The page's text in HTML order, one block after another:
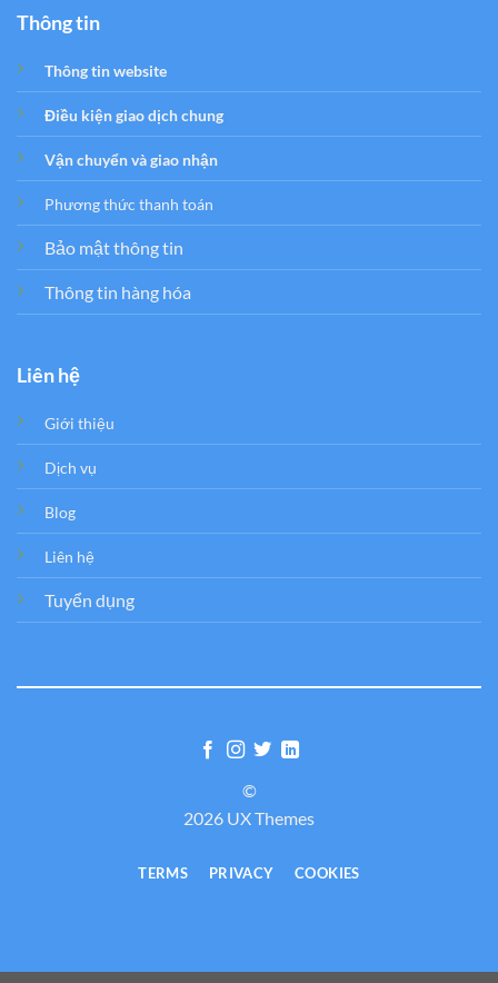
Thông tin
Thông tin website
Điều kiện giao dịch chung
Vận chuyển và giao nhận
Phương thức thanh toán
Bảo mật thông tin
Thông tin hàng hóa
Liên hệ
Giới thiệu
Dịch vụ
Blog
Liên hệ
Tuyển dụng
©
2026 UX Themes
TERMS PRIVACY COOKIES